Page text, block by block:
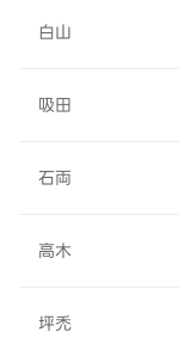
白山
吸田
石両
高木
坪禿